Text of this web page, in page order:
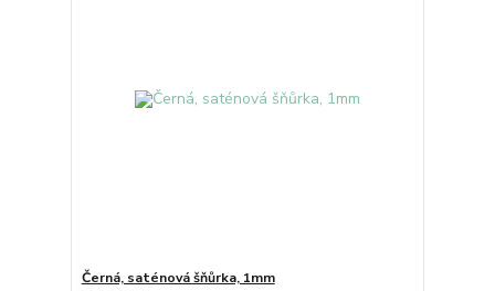
Černá, saténová šňůrka, 1mm